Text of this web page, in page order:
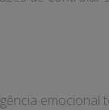
emocional